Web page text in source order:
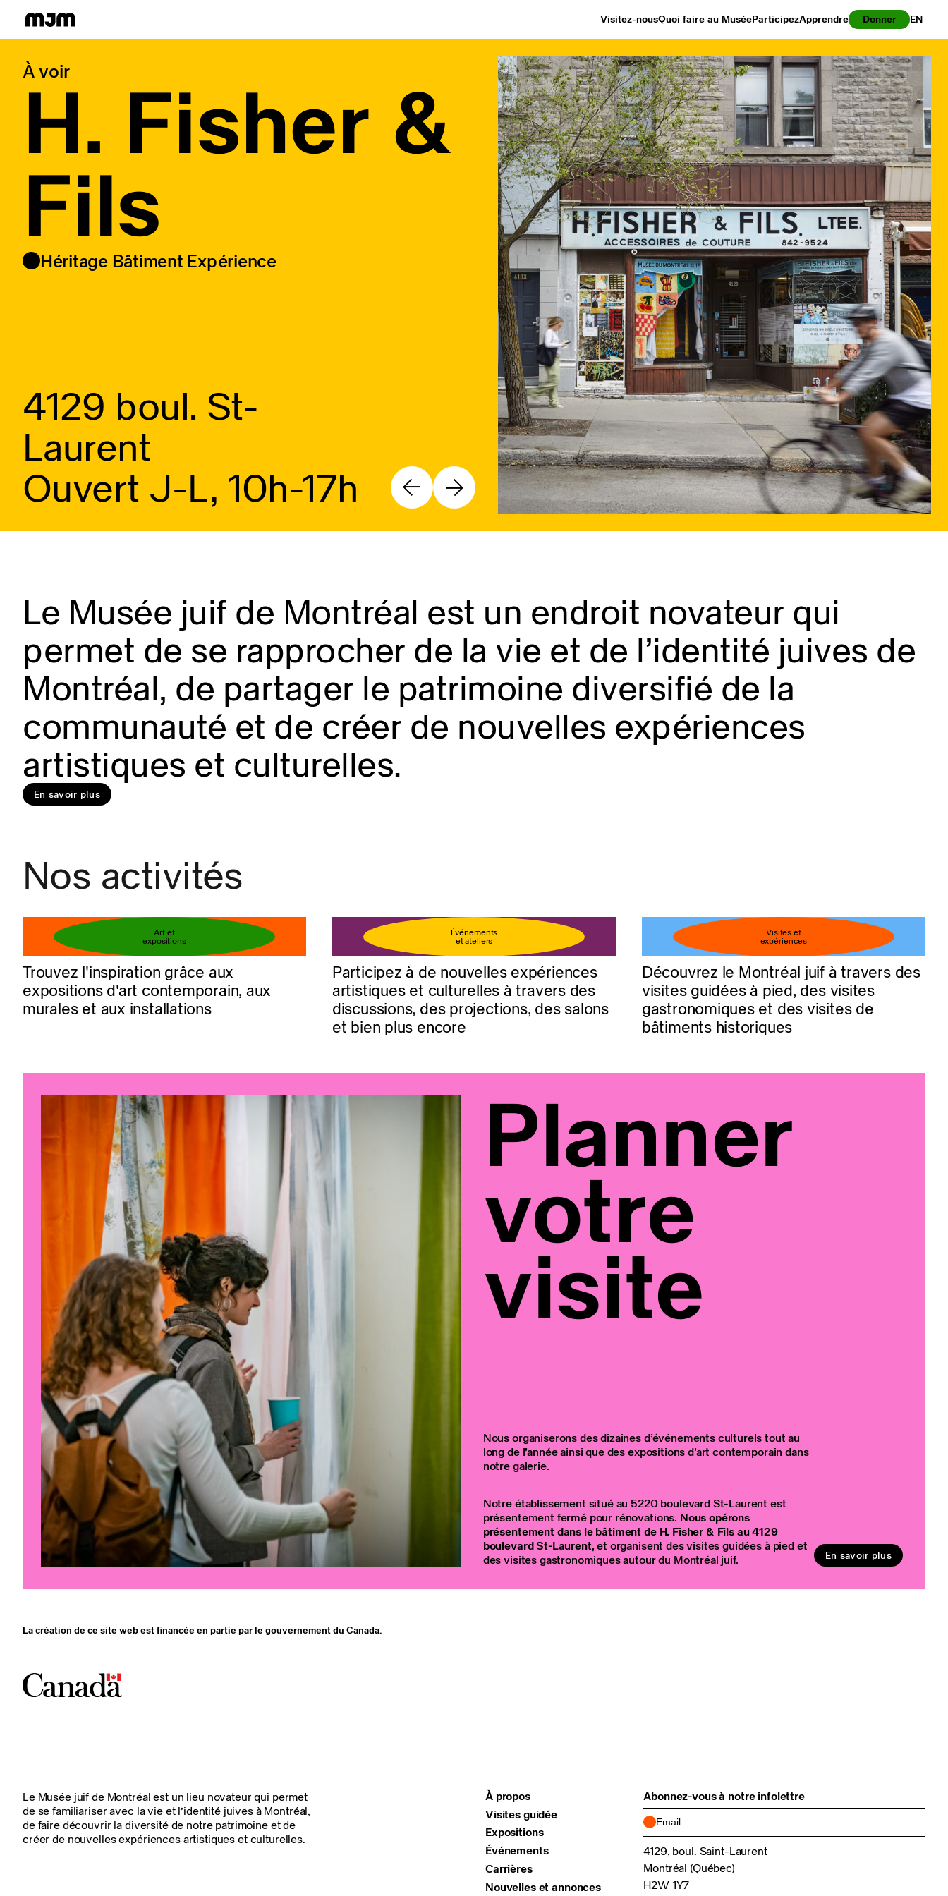
Visitez-nousQuoi faire au MuséeParticipezApprendre Donner EN
Homepage
À voir
H. Fisher &
Fils
Héritage Bâtiment Expérience
4129 boul. St-
Laurent
Ouvert J-L, 10h-17h
Réservez votre billet
En savoir plus
Le Musée juif de Montréal est un endroit novateur qui
permet de se rapprocher de la vie et de l’identité juives de
Montréal, de partager le patrimoine diversifié de la
communauté et de créer de nouvelles expériences
artistiques et culturelles.
En savoir plus
Nos activités
Art et
expositions
Trouvez l'inspiration grâce aux
expositions d'art contemporain, aux
murales et aux installations
Événements
et ateliers
Participez à de nouvelles expériences
artistiques et culturelles à travers des
discussions, des projections, des salons
et bien plus encore
Visites et
expériences
Découvrez le Montréal juif à travers des
visites guidées à pied, des visites
gastronomiques et des visites de
bâtiments historiques
Planner
votre
visite
Nous organiserons des dizaines d’événements culturels tout au
long de l’année ainsi que des expositions d’art contemporain dans
notre galerie.
Notre établissement situé au 5220 boulevard St-Laurent est
présentement fermé pour rénovations. Nous opérons
présentement dans le bâtiment de H. Fisher & Fils au 4129
boulevard St-Laurent, et organisent des visites guidées à pied et
des visites gastronomiques autour du Montréal juif.
En savoir plus
La création de ce site web est financée en partie par le gouvernement du Canada.
Le Musée juif de Montréal est un lieu novateur qui permet
de se familiariser avec la vie et l’identité juives à Montréal,
de faire découvrir la diversité de notre patrimoine et de
créer de nouvelles expériences artistiques et culturelles.
À propos
Visites guidée
Expositions
Événements
Carrières
Nouvelles et annonces
Abonnez-vous à notre infolettre
4129, boul. Saint-Laurent
Montréal (Québec)
H2W 1Y7